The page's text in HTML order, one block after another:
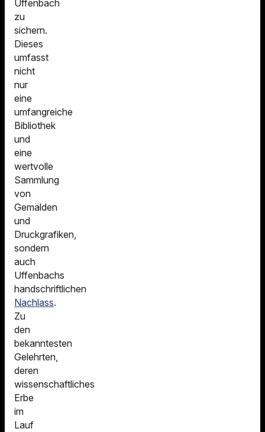
Uffenbach
zu
sichern.
Dieses
umfasst
nicht
nur
eine
umfangreiche
Bibliothek
und
eine
wertvolle
Sammlung
von
Gemälden
und
Druckgrafiken,
sondern
auch
Uffenbachs
handschriftlichen
Nachlass.
Zu
den
bekanntesten
Gelehrten,
deren
wissenschaftliches
Erbe
im
Lauf